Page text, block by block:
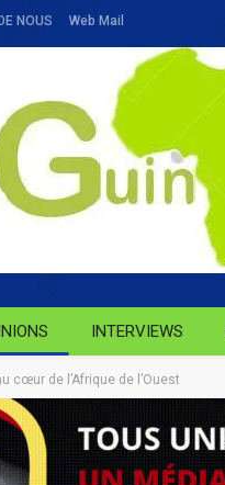
NOUS Web Mail
INTERVIEWS
cœur de l’Afrique de l’Ouest